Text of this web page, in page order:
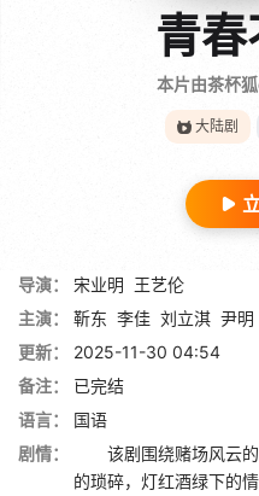
青
本片由茶杯
大陆剧
导演： 宋业明 王艺伦
主演：
靳东 李佳 刘立淇 尹明
更新：
2025-11-30 04:54
备注：
已完结
语言：
国语
剧情：
该剧围绕赌场风云的
的琐碎，灯红酒绿下的